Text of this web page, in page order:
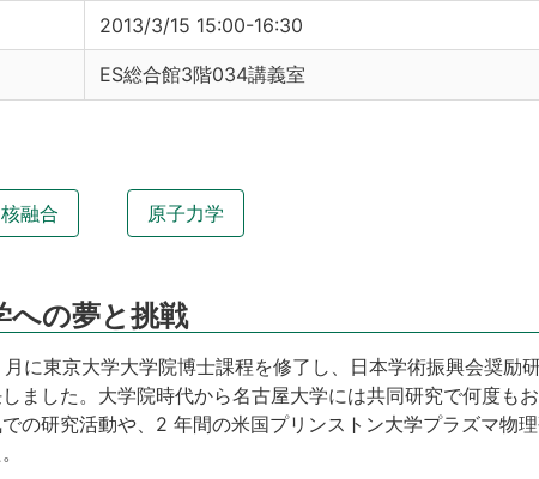
2013/3/15 15:00-16:30
ES総合館3階034講義室
核融合 原子力学
への夢と挑戦
に東京大学大学院博士課程を修了し、日本学術振興会奨励
ました。大学院時代から名古屋大学には共同研究で何度も
の研究活動や、2 年間の米国プリンストン大学プラズマ物